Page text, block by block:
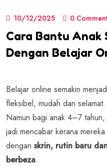
10/12/2025 0
Cara Bantu Anak
Dengan Belajar
Belajar online semakin
fleksibel, mudah dan selamat.
Namun bagi anak 4–7
jadi mencabar kerana
dengan skrin, rutin baru
berbeza.